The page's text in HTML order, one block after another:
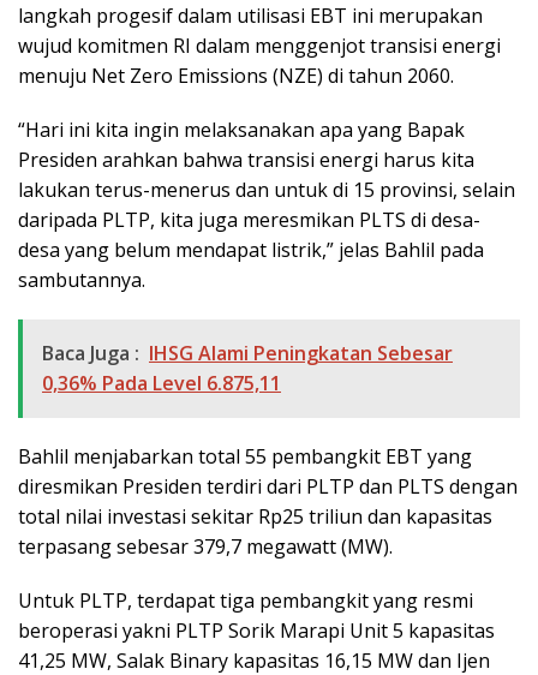
langkah progesif dalam utilisasi EBT ini merupakan
wujud komitmen RI dalam menggenjot transisi energi
menuju Net Zero Emissions (NZE) di tahun 2060.
“Hari ini kita ingin melaksanakan apa yang Bapak
Presiden arahkan bahwa transisi energi harus kita
lakukan terus-menerus dan untuk di 15 provinsi, selain
daripada PLTP, kita juga meresmikan PLTS di desa-
desa yang belum mendapat listrik,” jelas Bahlil pada
sambutannya.
Baca Juga : IHSG Alami Peningkatan Sebesar
0,36% Pada Level 6.875,11
Bahlil menjabarkan total 55 pembangkit EBT yang
diresmikan Presiden terdiri dari PLTP dan PLTS dengan
total nilai investasi sekitar Rp25 triliun dan kapasitas
terpasang sebesar 379,7 megawatt (MW).
Untuk PLTP, terdapat tiga pembangkit yang resmi
beroperasi yakni PLTP Sorik Marapi Unit 5 kapasitas
41,25 MW, Salak Binary kapasitas 16,15 MW dan Ijen